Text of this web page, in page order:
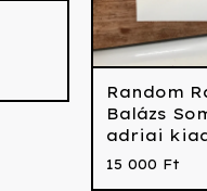
Random
Balázs
adriai
15 000 Ft